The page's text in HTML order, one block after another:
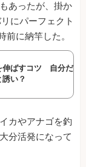
あったが、掛か
にパーフェクト
に納竿した。
伸ばすコツ 自分だ
い？
カやアナゴを釣
分活発になって